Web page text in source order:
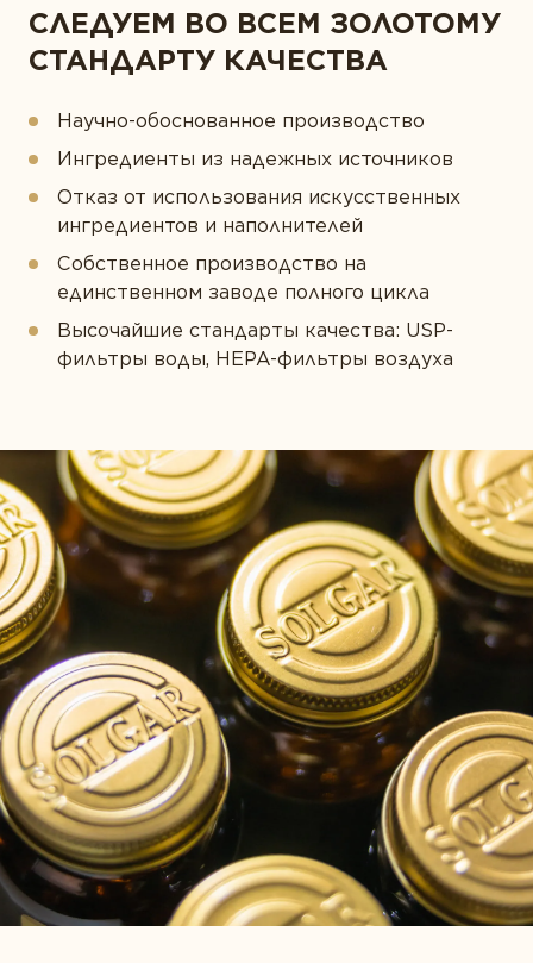
СЛЕДУЕМ ВО ВСЕМ ЗОЛОТОМУ
СТАНДАРТУ КАЧЕСТВА
Научно-обоснованное производство
Ингредиенты из надежных источников
Отказ от использования искусственных
ингредиентов и наполнителей
Собственное производство на
единственном заводе полного цикла
Высочайшие стандарты качества: USP-
фильтры воды, HEPA-фильтры воздуха